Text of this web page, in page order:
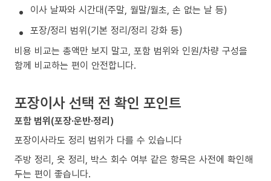
이사 날짜와 시간대(주말, 월말/월초, 손 없는 날 등)
포장/정리 범위(기본 정리/정리 강화 등)
비용 비교는 총액만 보지 말고, 포함 범위와 인원/차량 구성을
함께 비교하는 편이 안전합니다.
포장이사 선택 전 확인 포인트
포함 범위(포장·운반·정리)
포장이사라도 정리 범위가 다를 수 있습니다
주방 정리, 옷 정리, 박스 회수 여부 같은 항목은 사전에 확인해
두는 편이 좋습니다.